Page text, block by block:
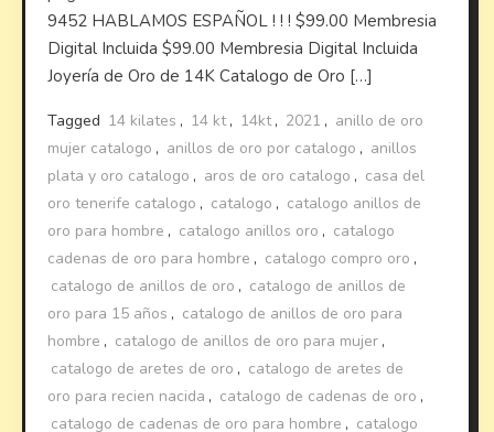
9452 HABLAMOS ESPAÑOL ! ! ! $99.00 Membresia
Digital Incluida $99.00 Membresia Digital Incluida
Joyería de Oro de 14K Catalogo de Oro […]
Tagged 14 kilates , 14 kt, 14kt, 2021 , anillo de oro
mujer catalogo , anillos de oro por catalogo , anillos
plata y oro catalogo , aros de oro catalogo , casa del
oro tenerife catalogo , catalogo , catalogo anillos de
oro para hombre , catalogo anillos oro , catalogo
cadenas de oro para hombre , catalogo compro oro ,
catalogo de anillos de oro , catalogo de anillos de
oro para 15 años , catalogo de anillos de oro para
hombre , catalogo de anillos de oro para mujer ,
catalogo de aretes de oro , catalogo de aretes de
oro para recien nacida , catalogo de cadenas de oro ,
catalogo de cadenas de oro para hombre , catalogo